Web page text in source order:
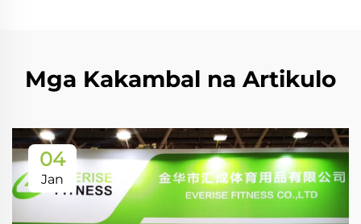
Mga Kakambal na Artikulo
04
Jan